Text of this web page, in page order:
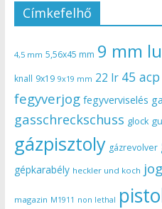
Címkefelhő
4,5 mm 5,56x45 mm 9 mm
knall 9x19 9x19 mm 22 lr 45 acp
fegyverjog fegyverviselés
gasschreckschuss glock
gázpisztoly gázrevolver
gépkarabély heckler und koch
magazin M1911 non lethal